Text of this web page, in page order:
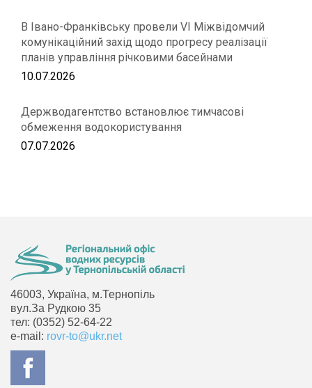
В Івано-Франківську провели VІ Міжвідомчий
комунікаційний захід щодо прогресу реалізації
планів управління річковими басейнами
10.07.2026
Держводагентство встановлює тимчасові
обмеження водокористування
07.07.2026
46003, Україна, м.Тернопіль
вул.За Рудкою 35
тел: (0352) 52-64-22
e-mail: rovr-to@ukr.net